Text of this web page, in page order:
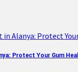
Protect Your Gum